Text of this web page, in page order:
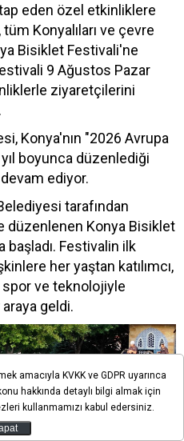
eden özel etkinliklere
Konyalıları ve çevre
Bisiklet Festivali'ne
9 Ağustos Pazar
ziyaretçilerini
Konya'nın "2026 Avrupa
boyunca düzenlediği
ediyor.
tarafından
düzenlenen Konya Bisiklet
Festivalin ilk
her yaştan katılımcı,
ve teknolojiyle
geldi.
amacıyla KVKK ve GDPR uyarınca
hakkında detaylı bilgi almak için
kullanmamızı kabul edersiniz.